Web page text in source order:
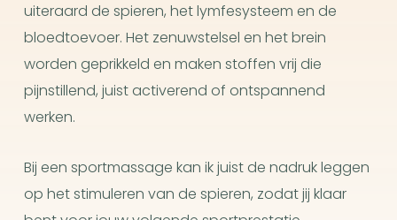
uiteraard de spieren, het lymfesysteem en de
bloedtoevoer. Het zenuwstelsel en het brein
worden geprikkeld en maken stoffen vrij die
pijnstillend, juist activerend of ontspannend
werken.
Bij een sportmassage kan ik juist de nadruk leggen
op het stimuleren van de spieren, zodat jij klaar